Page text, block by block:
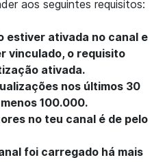
aos seguintes requisitos:
estiver ativada no canal e
vinculado, o requisito
ativada.
nos últimos 30
100.000.
no teu canal é de pelo
foi carregado há mais